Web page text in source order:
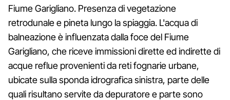
Fiume Garigliano. Presenza di vegetazione
retrodunale e pineta lungo la spiaggia. L'acqua di
balneazione è influenzata dalla foce del Fiume
Garigliano, che riceve immissioni dirette ed indirette di
acque reflue provenienti da reti fognarie urbane,
ubicate sulla sponda idrografica sinistra, parte delle
quali risultano servite da depuratore e parte sono